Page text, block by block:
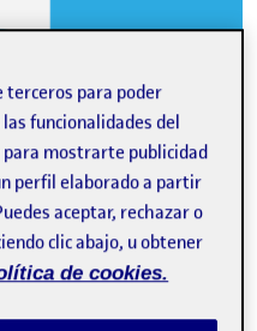
1:00 pm
en Compartir el diseño
DISEÑO
terceros para poder
funcionalidades del
mostrarte publicidad
perfil elaborado a partir
aceptar, rechazar o
clic abajo, u obtener
de cookies.